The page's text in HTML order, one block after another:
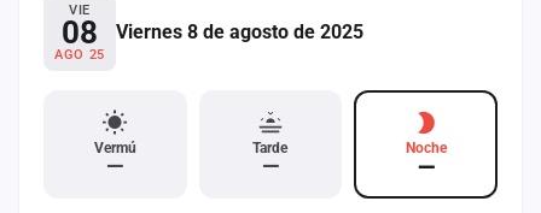
VIE
08
AGO 25
Viernes 8 de agosto de 2025
Vermú
—
Tarde
—
Noche
—
Contacto